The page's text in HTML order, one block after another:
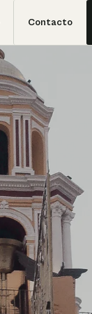
Contacto